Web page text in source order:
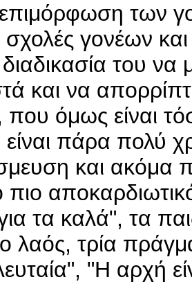
των
σχολές γονέων
του να
και να
όμως είναι
πάρα πολύ
και ακόμα
τα καλά", τα
λαός, τρία
"Η αρχή